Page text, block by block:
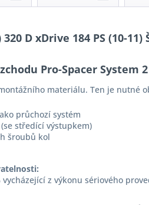
320 D xDrive 184 PS (10-
Pro-Spacer System 2
materiálu. Ten je nutné
průchozí systém
středící výstupkem)
šroubů kol
vycházející z výkonu sériového